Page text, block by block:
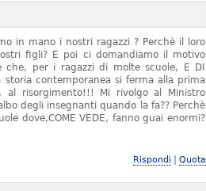
in mano i nostri ragazzi ? Perchè il loro
figli? E poi ci domandiamo il motivo
che, per i ragazzi di molte scuole, E DI
storia contemporanea si ferma alla prima
risorgimento!!! Mi rivolgo al Ministro
degli insegnanti quando la fa?? Perchè
dove,COME VEDE, fanno guai enormi?
Rispondi Quota